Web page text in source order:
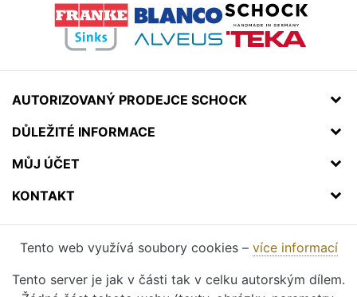
AUTORIZOVANÝ PRODEJCE SCHOCK
DŮLEŽITÉ INFORMACE
MŮJ ÚČET
KONTAKT
Tento web využívá soubory cookies – více informací
Tento server je jak v části tak v celku autorským dílem.